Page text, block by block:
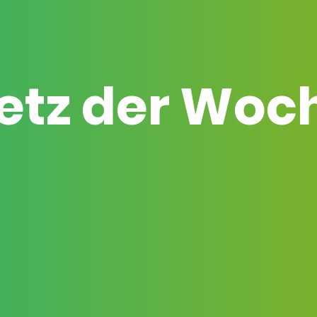
der